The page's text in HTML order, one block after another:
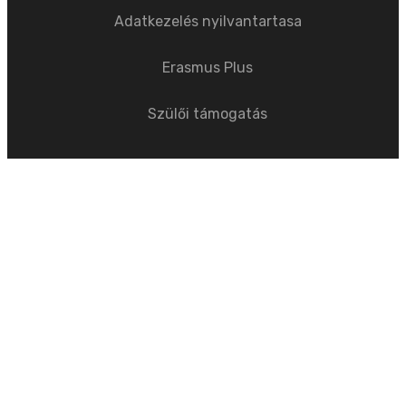
Adatkezelés nyilvantartasa
Erasmus Plus
Szülői támogatás